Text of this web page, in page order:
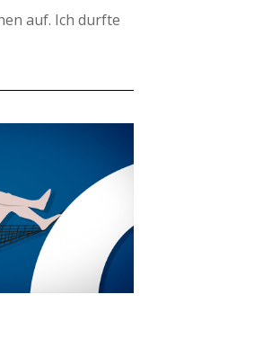
auf. Ich durfte